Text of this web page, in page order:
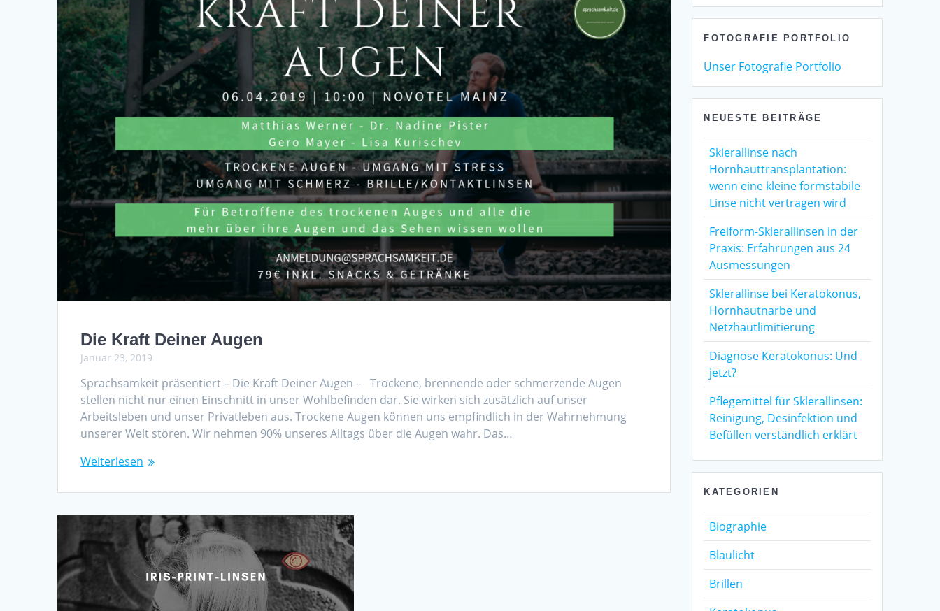
Die Kraft Deiner Augen
Januar 23, 2019
Sprachsamkeit präsentiert – Die Kraft Deiner Augen – Trockene, brennende oder schmerzende Augen
stellen nicht nur einen Einschnitt in unser Wohlbefinden dar. Sie wirken sich zusätzlich auf unser
Arbeitsleben und unser Privatleben aus. Trockene Augen können uns empfindlich in der Wahrnehmung
unserer Welt stören. Wir nehmen 90% unseres Alltags über die Augen wahr. Das…
Weiterlesen
FOTOGRAFIE PORTFOLIO
Unser Fotografie Portfolio
NEUESTE BEITRÄGE
Sklerallinse nach
Hornhauttransplantation:
wenn eine kleine formstabile
Linse nicht vertragen wird
Freiform-Sklerallinsen in der
Praxis: Erfahrungen aus 24
Ausmessungen
Sklerallinse bei Keratokonus,
Hornhautnarbe und
Netzhautlimitierung
Diagnose Keratokonus: Und
jetzt?
Pflegemittel für Sklerallinsen:
Reinigung, Desinfektion und
Befüllen verständlich erklärt
KATEGORIEN
Biographie
Blaulicht
Brillen